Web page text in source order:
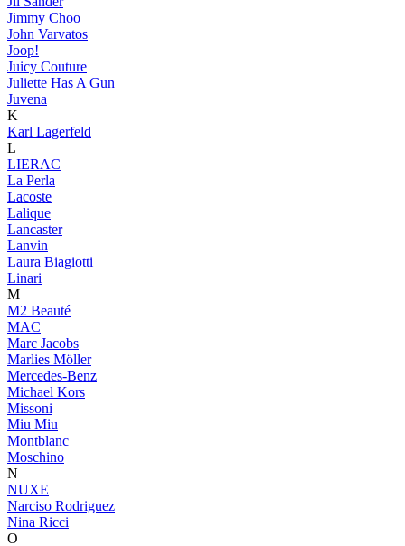
Jimmy Choo
John Varvatos
Joop!
Juicy Couture
Juliette Has A Gun
Juvena
K
Karl Lagerfeld
L
LIERAC
La Perla
Lacoste
Lalique
Lancaster
Lanvin
Laura Biagiotti
Linari
M
M2 Beauté
MAC
Marc Jacobs
Marlies Möller
Mercedes-Benz
Michael Kors
Missoni
Miu Miu
Montblanc
Moschino
N
NUXE
Narciso Rodriguez
Nina Ricci
O